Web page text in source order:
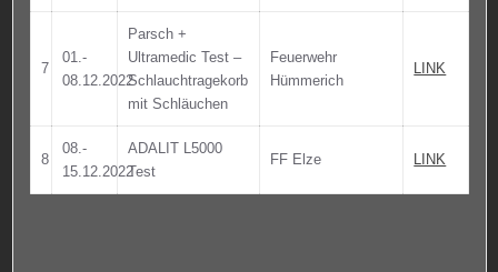
7
01.-
08.12.2022
Parsch +
Ultramedic Test –
Schlauchtragekorb
mit Schläuchen
Feuerwehr
Hümmerich
LINK
8
08.-
15.12.2022
ADALIT L5000
Test
FF Elze LINK